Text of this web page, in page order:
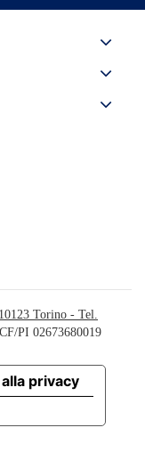
Torino - Tel.
PI 02673680019
privacy